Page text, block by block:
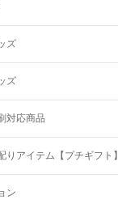
ズ
ズ
対応商品
アイテム【プチギフト】
ン